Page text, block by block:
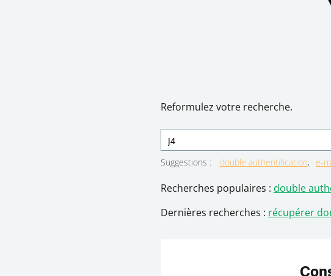
Reformulez votre recherche.
Suggestions : double authentification e-
Recherches populaires : double
Dernières recherches : récupérer